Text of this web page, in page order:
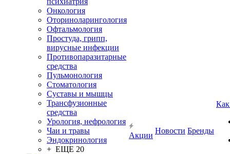
Онкология
Оториноларингология
Офтальмология
Простуда, грипп,
вирусные инфекции
Противопаразитарные
средства
Пульмонология
Стоматология
Суставы и мышцы
Трансфузионные
средства
Урология, нефрология
Чаи и травы
Эндокринология
+ ЕЩЕ 20
Акции
Новости Бренды